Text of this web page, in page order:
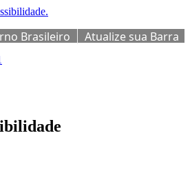
Brasileiro
Atualize sua Barra